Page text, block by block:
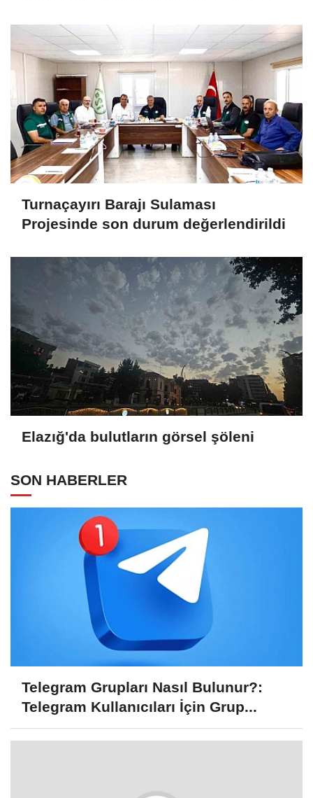
Turnaçayırı Barajı Sulaması
Projesinde son durum değerlendirildi
Elazığ'da bulutların görsel şöleni
SON HABERLER
Telegram Grupları Nasıl Bulunur?:
Telegram Kullanıcıları İçin Grup...